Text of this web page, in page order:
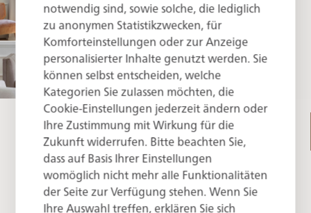
notwendig sind, sowie solche, die lediglich
zu anonymen Statistikzwecken, für
Komforteinstellungen oder zur Anzeige
personalisierter Inhalte genutzt werden. Sie
können selbst entscheiden, welche
Kategorien Sie zulassen möchten, die
Cookie-Einstellungen jederzeit ändern oder
Ihre Zustimmung mit Wirkung für die
Zukunft widerrufen. Bitte beachten Sie,
dass auf Basis Ihrer Einstellungen
womöglich nicht mehr alle Funktionalitäten
der Seite zur Verfügung stehen. Wenn Sie
Ihre Auswahl treffen, erklären Sie sich
ROOM SIZE
63 m
PERSONS
2
ROOM PRICE PER NIGHT
from 855 €